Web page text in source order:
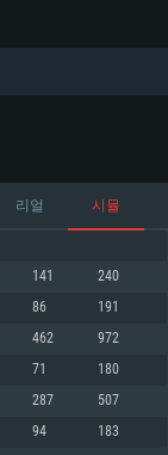
리얼 시뮬
141 240
86 191
462 972
71 180
287 507
94 183